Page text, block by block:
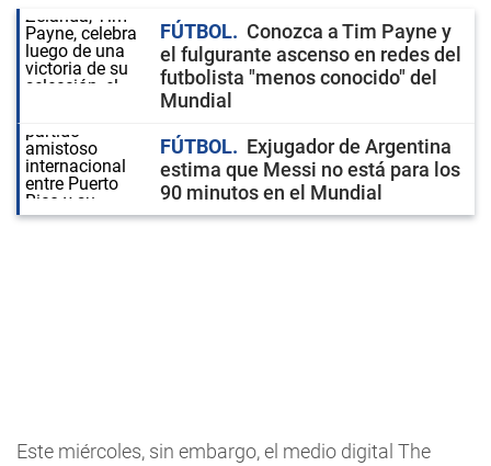
FÚTBOL
Conozca a Tim Payne y
el fulgurante ascenso en redes del
futbolista "menos conocido" del
Mundial
FÚTBOL
Exjugador de Argentina
estima que Messi no está para los
90 minutos en el Mundial
Este miércoles, sin embargo, el medio digital The